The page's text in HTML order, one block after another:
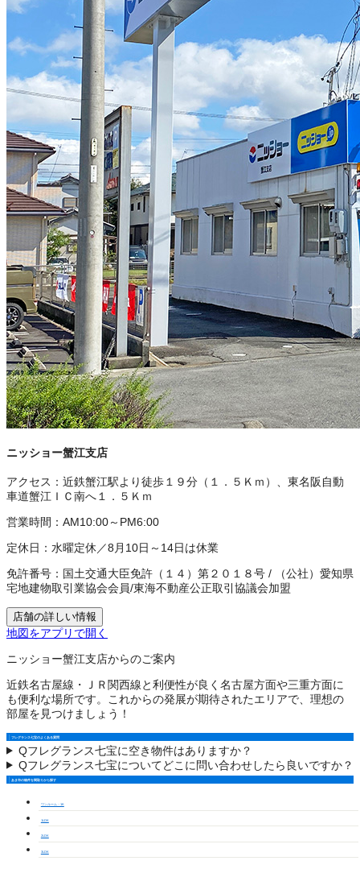
ニッショー蟹江支店
アクセス： 近鉄蟹江駅より徒歩１９分（１．５Ｋｍ）、東名阪自動
車道蟹江ＩＣ南へ１．５Ｋｍ
営業時間： AM10:00～PM6:00
定休日： 水曜定休／8月10日～14日は休業
免許番号： 国土交通大臣免許（１４）第２０１８号 /
（公社）愛知県
宅地建物取引業協会会員/東海不動産公正取引協議会加盟
店舗の詳しい情報
地図をアプリで開く
ニッショー蟹江支店からのご案内
近鉄名古屋線・ＪＲ関西線と利便性が良く名古屋方面や三重方面に
も便利な場所です。これからの発展が期待されたエリアで、理想の
部屋を見つけましょう！
フレグランス七宝のよくある質問
Qフレグランス七宝に空き物件はありますか？
Qフレグランス七宝についてどこに問い合わせしたら良いですか？
あま市の物件を間取りから探す
ワンルーム・1K
1LDK
2LDK
3LDK